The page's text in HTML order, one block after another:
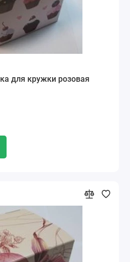
для кружки розовая